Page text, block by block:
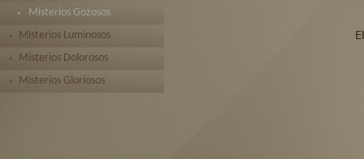
Misterios Gozosos
Misterios Luminosos
Misterios Dolorosos
Misterios Gloriosos